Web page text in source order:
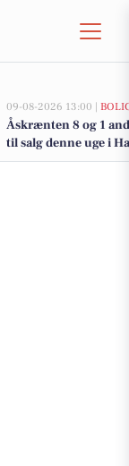
09-08-2026 13:00 |
Åskrænten 8 og 1
til salg denne uge i
her.